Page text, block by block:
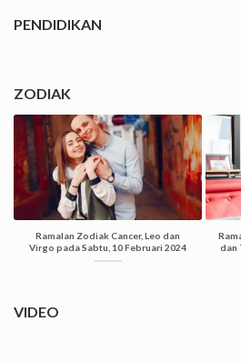
PENDIDIKAN
ZODIAK
Ramalan Zodiak Cancer, Leo dan
Virgo pada Sabtu, 10 Februari 2024
dan
VIDEO